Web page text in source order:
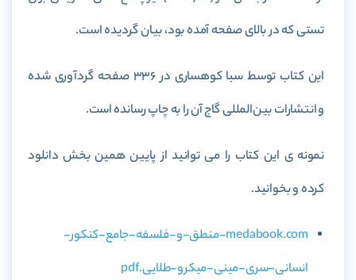
تستی که در بالای صفحه آمده بود، بیان گردیده است.
این کتاب توسط سبا کوهساری در 336 صفحه گردآوری شده
و انتشارات بین‌المللی گاج آن را به چاپ رسانده است.
نمونه ی این کتاب را می توانید از پایین همین بخش دانلود
کرده و بخوانید.
medabook.com-منطق-و-فلسفه-جامع-کنکور-
انسانی-سری-مینی-میکرو-طلایی.pdf